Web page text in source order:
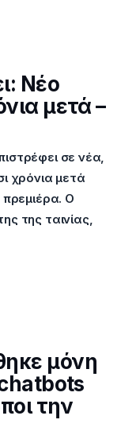
Νέο
μετά –
σε νέα,
χρόνια μετά
πρεμιέρα. Ο
της ταινίας,
μόνη
την